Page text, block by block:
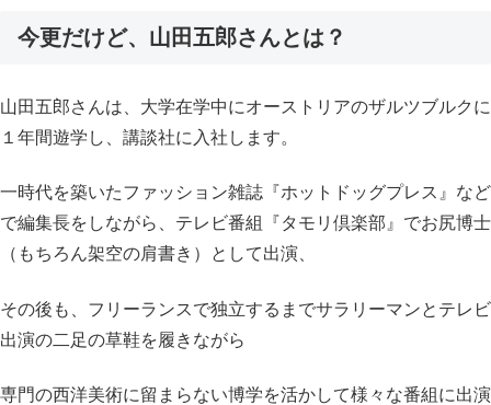
今更だけど、山田五郎さんとは？
山田五郎さんは、大学在学中にオーストリアのザルツブルクに
１年間遊学し、講談社に入社します。
一時代を築いたファッション雑誌『ホットドッグプレス』など
で編集長をしながら、テレビ番組『タモリ倶楽部』でお尻博士
（もちろん架空の肩書き）として出演、
その後も、フリーランスで独立するまでサラリーマンとテレビ
出演の二足の草鞋を履きながら
専門の西洋美術に留まらない博学を活かして様々な番組に出演